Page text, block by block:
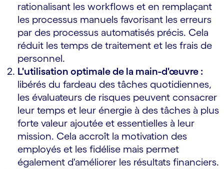
rationalisant les workflows et en remplaçant
les processus manuels favorisant les erreurs
par des processus automatisés précis. Cela
réduit les temps de traitement et les frais de
personnel.
L'utilisation optimale de la main-d'œuvre :
libérés du fardeau des tâches quotidiennes,
les évaluateurs de risques peuvent consacrer
leur temps et leur énergie à des tâches à plus
forte valeur ajoutée et essentielles à leur
mission. Cela accroît la motivation des
employés et les fidélise mais permet
également d'améliorer les résultats financiers.